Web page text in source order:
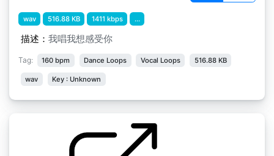
wav 516.88 KB 1411 kbps ...
描述： 我唱我想感受你
Tag: 160 bpm Dance Loops Vocal Loops 516.88 KB
wav Key : Unknown